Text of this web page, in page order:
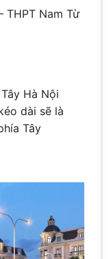
THPT Nam Từ
Hà Nội
dài sẽ là
Tây